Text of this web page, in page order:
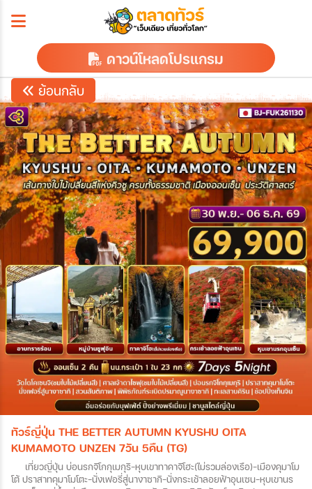
ดาวน์โหลดโปรแกรม
ย้อนกลับ
ทัวร์ญี่ปุ่น THE BETTER AUTUMN KYUSHU OITA
KUMAMOTO UNZEN 7วัน 5คืน (TG)
เที่ยวญี่ปุ่น บ่อนรกจิโกกุเมกุริ-หุบเขาทาคาจิโฮะ(ไม่รวมล่องเรือ)-เมืองคุมาโม
โต้ ปราสาทคุมาโมโตะ-นั่งเฟอรี่สู่นางาซากิ-นั่งกระเช้าลอยฟ้าอุนเซน-หุบเขานร